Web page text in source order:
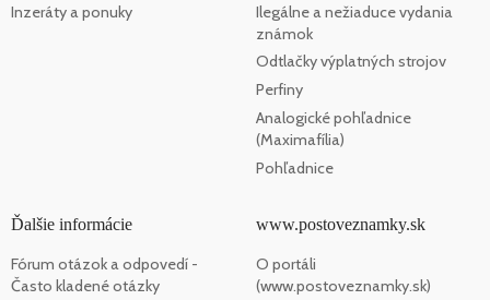
Inzeráty a ponuky
Ilegálne a nežiaduce vydania
známok
Odtlačky výplatných strojov
Perfiny
Analogické pohľadnice
(Maximafília)
Pohľadnice
Ďalšie informácie
Fórum otázok a odpovedí -
Často kladené otázky
www.postoveznamky.sk
O portáli
(www.postoveznamky.sk)